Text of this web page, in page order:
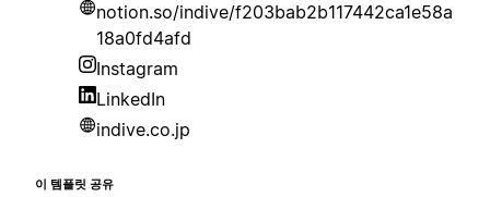
notion.so/indive/f203bab2b117442ca1e58a
18a0fd4afd
Instagram
LinkedIn
indive.co.jp
이 템플릿 공유